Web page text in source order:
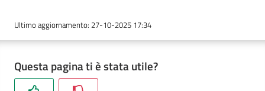
ESPLORA
i
Ultimo aggiornamento: 27-10-2025 17:34
Questa pagina ti è stata utile?